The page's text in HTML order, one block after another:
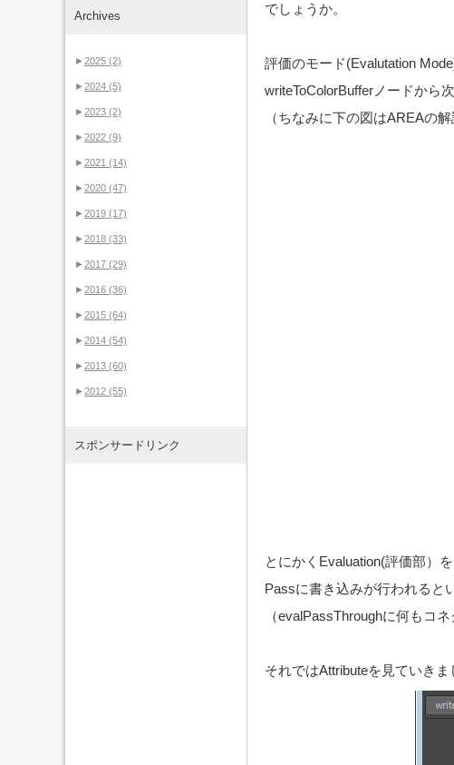
でしょうか。
評価のモード(Evalutation
writeToColorBufferノードから
（ちなみに下の図はAREAの
とにかくEvaluation(評価部）
Passに書き込みが行われると
（evalPassThroughに何もコ
それではAttributeを見ていきま
Archives
►2025 (2)
►2024 (5)
►2023 (2)
►2022 (9)
►2021 (14)
►2020 (47)
►2019 (17)
►2018 (33)
►2017 (29)
►2016 (36)
►2015 (64)
►2014 (54)
►2013 (60)
►2012 (55)
スポンサードリンク